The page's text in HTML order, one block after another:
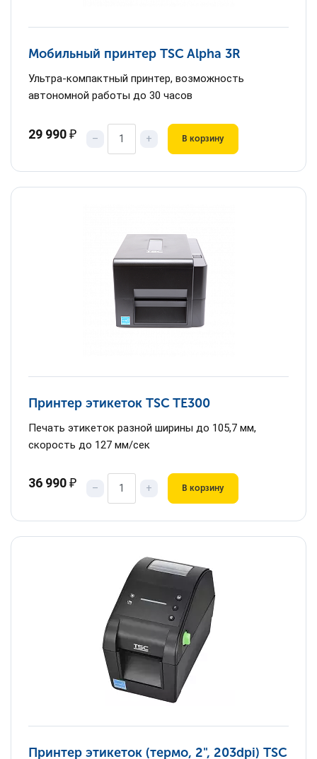
Мобильный принтер TSC Alpha 3R
Ультра-компактный принтер, возможность
автономной работы до 30 часов
29 990₽ – + В корзину
Принтер этикеток TSC TE300
Печать этикеток разной ширины до 105,7 мм,
скорость до 127 мм/сек
36 990₽ – + В корзину
Принтер этикеток (термо, 2", 203dpi) TSC